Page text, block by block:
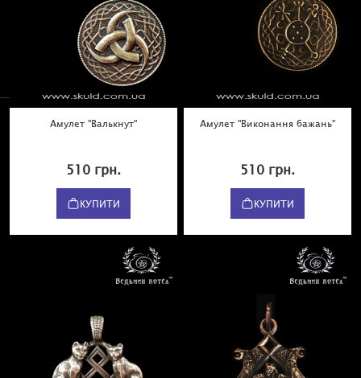
Амулет "Валькнут"
510 грн.
КУПИТИ
Амулет "Виконання бажань"
510 грн.
КУПИТИ